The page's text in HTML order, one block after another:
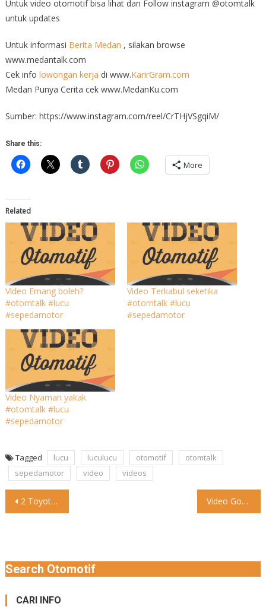
Untuk video otomotif bisa lihat dan Follow instagram @otomtalk
untuk updates
Untuk informasi Berita Medan , silakan browse
www.medantalk.com
Cek info lowongan kerja di www.KarirGram.com
Medan Punya Cerita cek www.MedanKu.com
Sumber: https://www.instagram.com/reel/CrTHjVSgqiM/
Share this:
More
Related
Video Emang boleh?
#otomtalk #lucu
#sepedamotor
Video Terkabul seketika
#otomtalk #lucu
#sepedamotor
Video Nyaman yakak
#otomtalk #lucu
#sepedamotor
Tagged lucu luculucu otomotif
otomtalk
sepedamotor
video videos
Post
2 Toyota Rush Senggolan di Tol sampai Terbalik, Pelaku Langsung Video Goyang semua #otomtalk #lucu #mobil #kereta
Search Otomotif
CARI INFO